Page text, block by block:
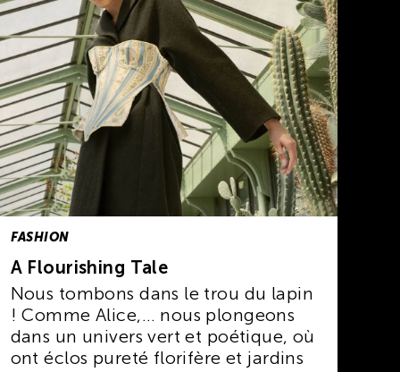
FASHION
A Flourishing Tale
Nous tombons dans le trou du lapin
! Comme Alice,… nous plongeons
dans un univers vert et poétique, où
ont éclos pureté florifère et jardins